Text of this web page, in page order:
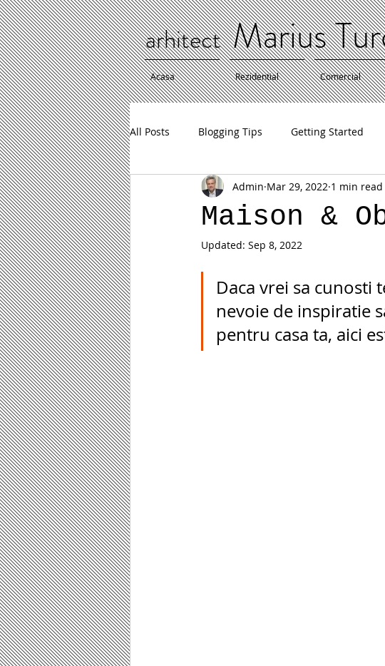
arhitectMarius
Acasa Rezidential Comercial
All Posts Blogging Tips Getting Started
Maison &
Admin Mar 29, 2022 1 min read
Updated: Sep 8, 2022
Daca vrei sa cunosti
nevoie de inspiratie
pentru casa ta, aici